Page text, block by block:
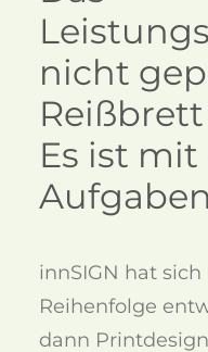
nicht
Es ist mit
innSIGN hat
Reihenfolge
dann